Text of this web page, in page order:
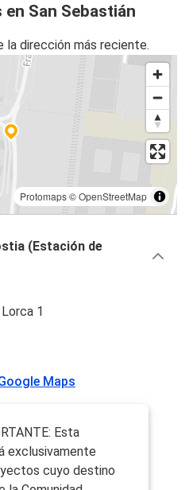
San Sebastián
dirección más reciente.
Protomaps©OpenStreetMap
(Estación de
1
Maps
Esta
exclusivamente
cuyo destino